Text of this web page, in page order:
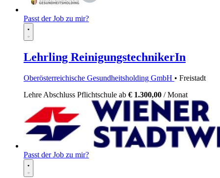
Passt der Job zu mir?
Lehrling ReinigungstechnikerIn
Oberösterreichische Gesundheitsholding GmbH • Freistadt
Lehre Abschluss Pflichtschule ab € 1.300,00 / Monat
Passt der Job zu mir?